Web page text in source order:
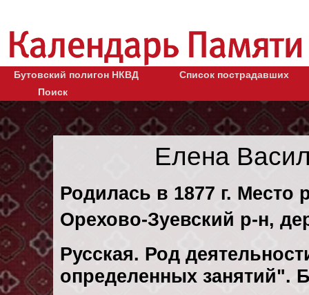
Бутовский полигон НКВД
Список пострадавших
Поиск
Елена
Родилась в 1877 г. Место
Орехово-Зуевский р-н,
Русская. Род
определенных занятий".